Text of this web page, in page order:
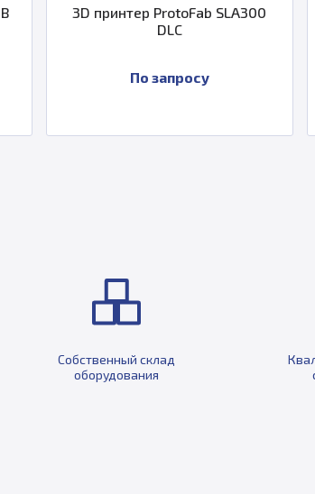
ProtoFab SLA300
3D
Собственный склад
оборудования